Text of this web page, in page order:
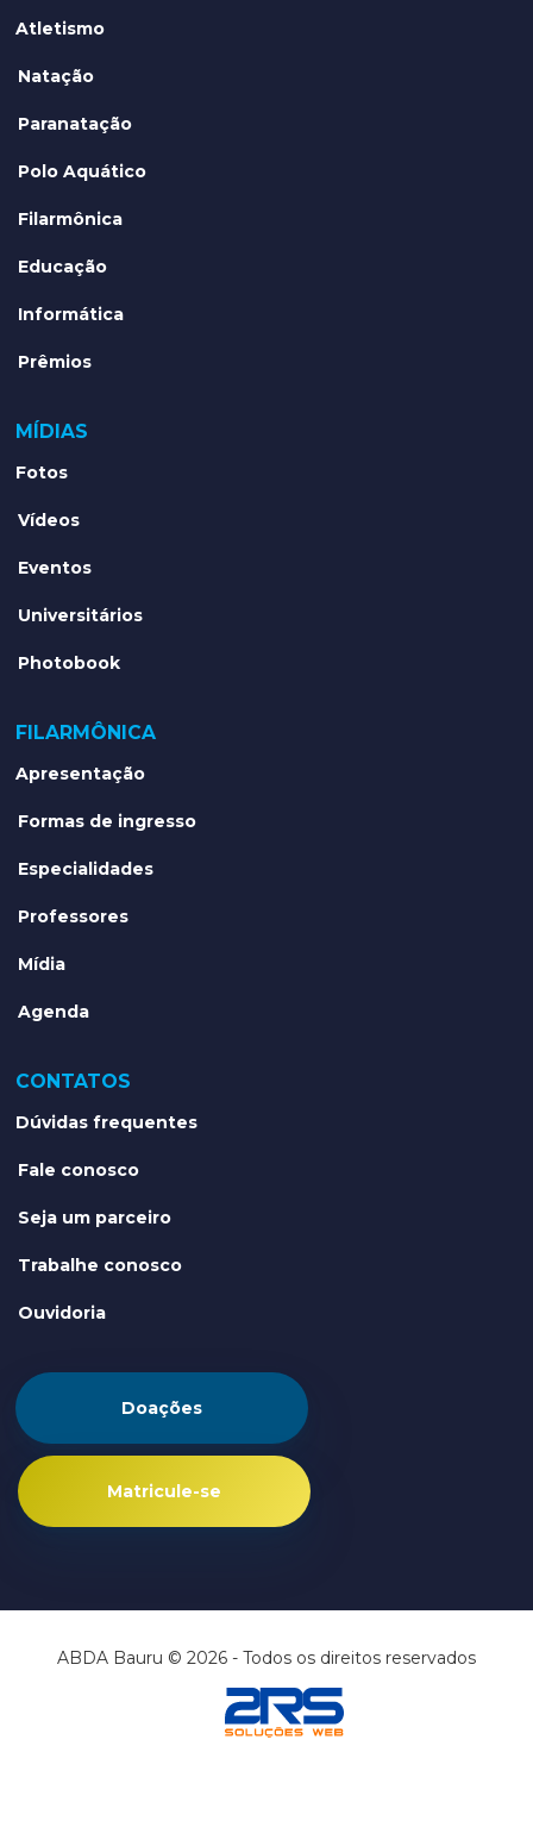
Atletismo
Natação
Paranatação
Polo Aquático
Filarmônica
Educação
Informática
Prêmios
MÍDIAS
Fotos
Vídeos
Eventos
Universitários
Photobook
FILARMÔNICA
Apresentação
Formas de ingresso
Especialidades
Professores
Mídia
Agenda
CONTATOS
Dúvidas frequentes
Fale conosco
Seja um parceiro
Trabalhe conosco
Ouvidoria
Doações
Matricule-se
ABDA Bauru © 2026 - Todos os direitos reservados